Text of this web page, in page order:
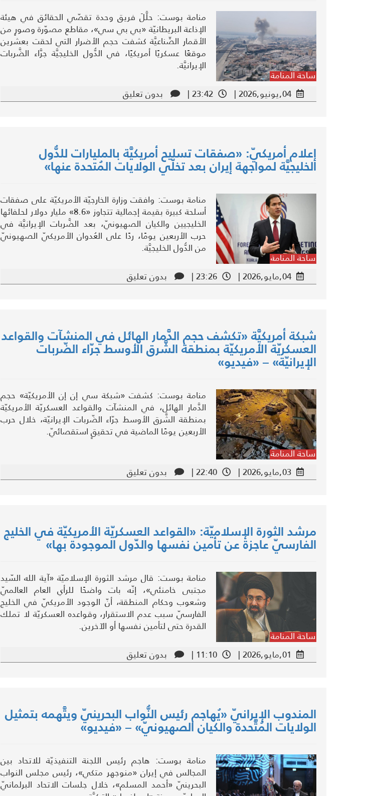
ساحة المنامة
منامة بوست: حلَّلَ فريق وحدة تقصّي الحقائق في هيئة
الإذاعة البريطانيّة «بي بي سي»، مقاطع مصوّرة وصورٍ من
الأقمار الصِّناعيَّة كشفت حجم الأضرار التي لحقت بعشرين
موقعًا عسكريًا أمريكيًا، في الدُّول الخليجيَّة جرَّاء الضَّربات
الإيرانيَّة.
04,يونيو,2026 | 23:42 | بدون تعليق
إعلام أمريكيّ: «صفقات تسليح أمريكيَّة بالمليارات للدُّول
الخليجيَّة لمواجهة إيران بعد تخلّي الولايات المُتحدة عنها»
ساحة المنامة
منامة بوست: وافقت وزارة الخارجيّة الأمريكيّة على صفقات
أسلحة كبيرة بقيمة إجمالية تتجاوز «8.6» مليار دولار لحلفائها
الخليجيين والكيان الصهيونيّ، بعد الضَّربات الإيرانيَّة في
حرب الأربعين يومًا، ردًا على العُدوان الأمريكيّ الصهيونيّ
من الدُّول الخليجيَّة.
04,مايو,2026 | 23:26 | بدون تعليق
شبكة أمريكيَّة «تكشف حجم الدَّمار الهائل في المنشآت والقواعد
العسكريّة الأمريكيّة بمنطقة الشَّرق الأوسط جرّاء الضّربات
الإيرانيّة» – «فيديو»
ساحة المنامة
منامة بوست: كشفت «شبكة سي إن إن الأمريكيّة» حجم
الدَّمار الهائل، في المنشآت والقواعد العسكريّة الأمريكيّة
بمنطقة الشَّرق الأوسط جرّاء الضّربات الإيرانيّة، خلال حرب
الأربعين يومًا الماضية في تحقيقٍ استقصائيّ.
03,مايو,2026 | 22:40 | بدون تعليق
مرشد الثورة الإسلاميّة: «القواعد العسكريّة الأمريكيّة في الخليج
الفارسيّ عاجزة عن تأمين نفسها والدّول الموجودة بها»
ساحة المنامة
منامة بوست: قال مرشد الثورة الإسلاميّة «آية الله السّيد
مجتبى خامنئي»، إنّه بات واضحًا للرأي العام العالميّ
وشعوب وحكام المنطقة، أنّ الوجود الأمريكيّ في الخليج
الفارسيّ سبب عدم الاستقرار، وقواعده العسكريّة لا تملك
القدرة حتى لتأمين نفسها أو الآخرين.
01,مايو,2026 | 11:10 | بدون تعليق
المندوب الإيرانيّ «يُهاجم رئيس النُّواب البحرينيّ ويتَّهمه بتمثيل
الولايات المُتَّحدة والكيان الصهيونيّ» – «فيديو»
منامة بوست: هاجم رئيس اللجنة التنفيذيّة للاتحاد بين
المجالس في إيران «منوجهر متكي»، رئيس مجلس النواب
البحرينيّ «أحمد المسلم»، خلال جلسات الاتحاد البرلمانيّ